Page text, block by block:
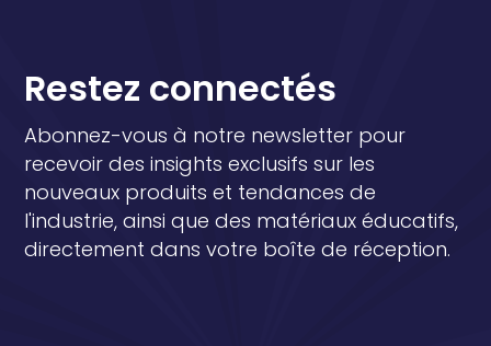
Restez connectés
Abonnez-vous à notre newsletter pour
recevoir des insights exclusifs sur les
nouveaux produits et tendances de
l'industrie, ainsi que des matériaux éducatifs,
directement dans votre boîte de réception.